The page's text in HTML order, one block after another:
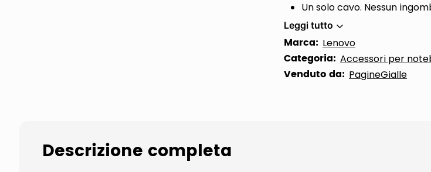
Un solo cavo. Nessun
Leggi tutto
Marca: Lenovo
Categoria: Accessori per
Venduto da: PagineGialle
Descrizione completa